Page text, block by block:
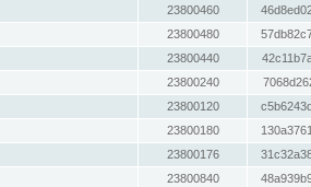
23800460
23800480
23800440
23800240
23800120
23800180
23800176
23800840